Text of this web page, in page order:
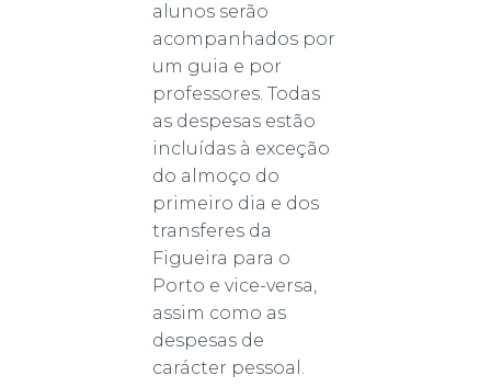
alunos serão
acompanhados por
um guia e por
professores. Todas
as despesas estão
incluídas à exceção
do almoço do
primeiro dia e dos
transferes da
Figueira para o
Porto e vice-versa,
assim como as
despesas de
carácter pessoal.